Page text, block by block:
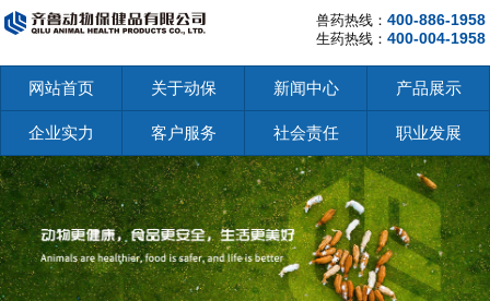
兽药热线： 400-886-1958
生药热线： 400-004-1958
网站首页 关于动保 新闻中心 产品展示
企业实力 客户服务 社会责任 职业发展